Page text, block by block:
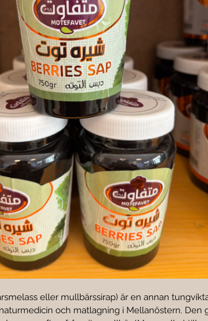
eller mullbärssirap) är en annan
och matlagning i Mellanöstern. Den